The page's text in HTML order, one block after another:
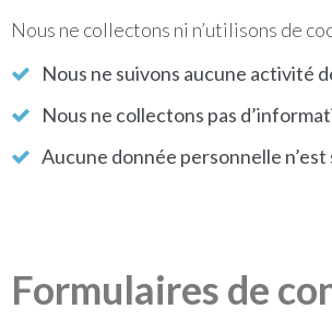
Nous ne collectons ni n’utilisons de
Nous ne suivons aucune activité
Nous ne collectons pas
Aucune donnée personnelle
Formulaires de